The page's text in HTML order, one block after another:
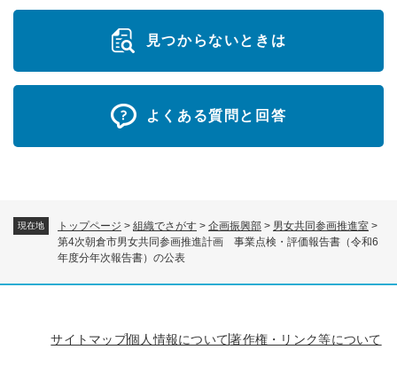
現在地 トップページ > 組織でさがす > 企画振興部 > 男女共同参画推進室 >
第4次朝倉市男女共同参画推進計画 事業点検・評価報告書（令和6
年度分年次報告書）の公表
見つからないときは
よくある質問と回答
サイトマップ個人情報について著作権・リンク等について